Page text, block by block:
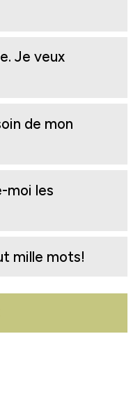
Je veux
de mon
moi les
mille mots!